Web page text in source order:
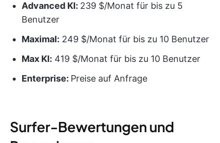
Advanced KI: 239 $/Monat für bis zu 5
Benutzer
Maximal: 249 $/Monat für bis zu 10 Benutzer
Max KI: 419 $/Monat für bis zu 10 Benutzer
Enterprise: Preise auf Anfrage
Surfer-Bewertungen und